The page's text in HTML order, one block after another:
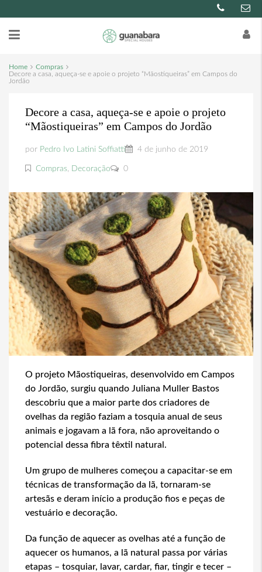
Home
Compras
Decore a casa, aqueça-se e apoie o projeto “Mãostiqueiras” em Campos do
Jordão
Decore a casa, aqueça-se e apoie o projeto
“Mãostiqueiras” em Campos do Jordão
por Pedro Ivo Latini Soffiatti 4 de junho de 2019
Compras, Decoração 0
O projeto Mãostiqueiras, desenvolvido em Campos
do Jordão, surgiu quando Juliana Muller Bastos
descobriu que a maior parte dos criadores de
ovelhas da região faziam a tosquia anual de seus
animais e jogavam a lã fora, não aproveitando o
potencial dessa fibra têxtil natural.
Um grupo de mulheres começou a capacitar-se em
técnicas de transformação da lã, tornaram-se
artesãs e deram início a produção fios e peças de
vestuário e decoração.
Da função de aquecer as ovelhas até a função de
aquecer os humanos, a lã natural passa por várias
etapas – tosquiar, lavar, cardar, fiar, tingir e tecer –